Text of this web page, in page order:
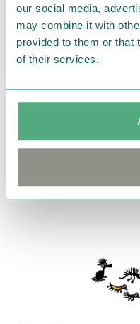
our social media,
may combine it with
provided to them or that
of their services.
2026.03.13
チンツールなど新商
キングッズやスーツ